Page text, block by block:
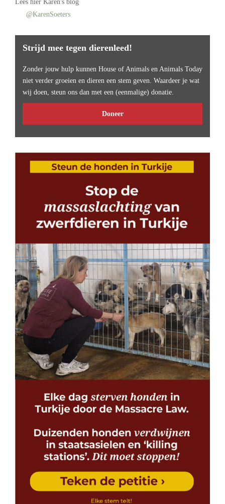
Lees hier Karen's blog
@KarenSoeters
Strijd mee tegen dierenleed!
Zonder jouw hulp kunnen House of Animals en Animals Today
niet verder groeien en dieren een stem geven. Waardeer je wat
wij doen, steun ons dan met een (eenmalige) donatie.
Doneer